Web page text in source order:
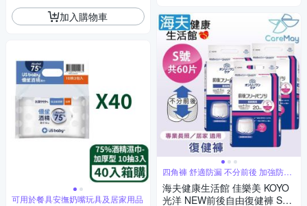
加入購物車
可用於餐具安撫奶嘴玩具及居家用品
四角褲 舒適防漏 不分前後 加強防漏
褲型
海夫健康生活館 佳樂美 KOYO
光洋 NEW前後自由復健褲 S號